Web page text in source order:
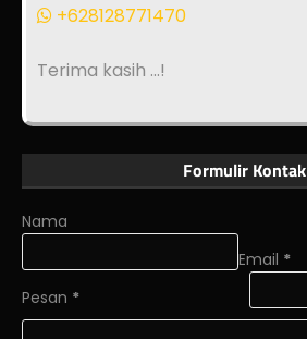
+628128771470
Terima kasih ...!
Formulir Kontak
Nama
Email *
Pesan *